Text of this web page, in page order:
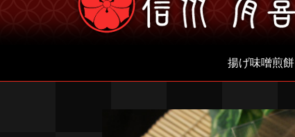
揚げ味噌煎餅